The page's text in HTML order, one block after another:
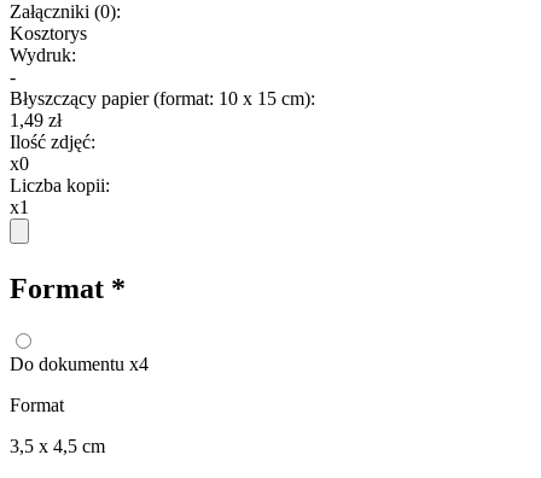
Załączniki (0):
Kosztorys
Wydruk:
-
Błyszczący papier (format: 10 x 15 cm):
1,49 zł
Ilość zdjęć:
x0
Liczba kopii:
x1
Format *
Do dokumentu x4
Format
3,5 x 4,5 cm